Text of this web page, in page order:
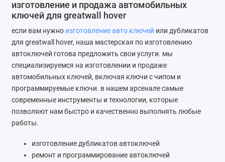
Ремонт мобильных телефонов
Швейный цех
Гравировка
Макеты для печати на кружках
Показать все
изготовление и продажа автомобильных
ключей для greatwall hover
если вам нужно изготовление авто ключей или дубликатов
для greatwall hover, наша мастерская по изготовлению
автоключей готова предложить свои услуги. мы
специализируемся на изготовлении и продаже
автомобильных ключей, включая ключи с чипом и
программируемые ключи. в нашем арсенале самые
современные инструменты и технологии, которые
позволяют нам быстро и качественно выполнять любые
работы.
изготовление дубликатов автоключей
ремонт и программирование автоключей